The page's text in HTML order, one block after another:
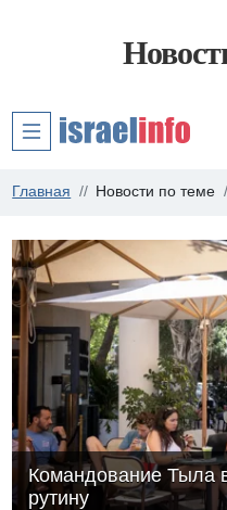
Главная Новости по теме
Командование Тыла
рутину